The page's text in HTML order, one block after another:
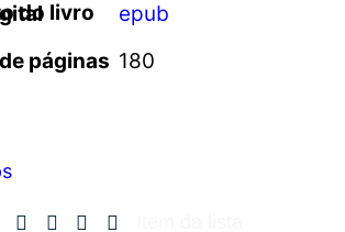
do livro digital
epub
páginas 180